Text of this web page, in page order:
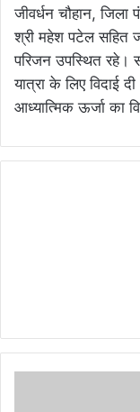
जीवर्धन चौहान, जिला
श्री महेश पटेल सहित
परिजन उपस्थित रहे।
यात्रा के लिए विदाई
आध्यात्मिक ऊर्जा का